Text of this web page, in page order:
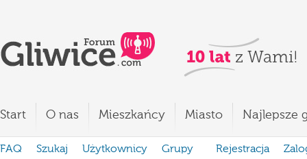
Start O nas Mieszkańcy Miasto Najlepsze
FAQ Szukaj Użytkownicy Grupy Rejestracja